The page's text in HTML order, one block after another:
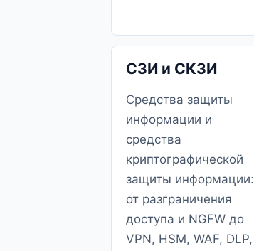
СЗИ и СКЗИ
Средства защиты
информации и
средства
криптографической
защиты информации:
от разграничения
доступа и NGFW до
VPN, HSM, WAF, DLP,